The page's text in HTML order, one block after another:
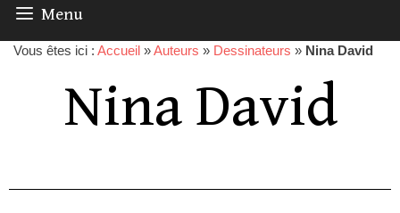
Menu
Vous êtes ici : Accueil »Auteurs » Dessinateurs » Nina David
Nina David